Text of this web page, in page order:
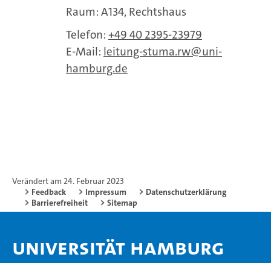
Raum: A134, Rechtshaus
Telefon: +49 40 2395-23979
E-Mail: leitung-stuma.rw
uni-
hamburg.de
Verändert am 24. Februar 2023
Feedback
Impressum
Datenschutzerklärung
Barrierefreiheit
Sitemap
Universität Hamburg